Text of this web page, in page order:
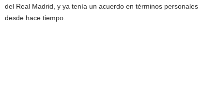
del Real Madrid, y ya tenía un acuerdo en términos personales
desde hace tiempo.